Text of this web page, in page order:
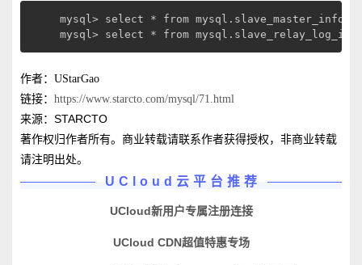
mysql> select * from mysql.slave_master_info;
mysql> select * from
作者：UStarGao
链接： https://www.starcto.com/mysql/71.html
来源：STARCTO
著作权归作者所有。商业转载请联系作者获得授权，非商业转载
请注明出处。
UCloud云平台推荐
UCloud新用户专属注册连接
UCloud CDN超值特惠专场